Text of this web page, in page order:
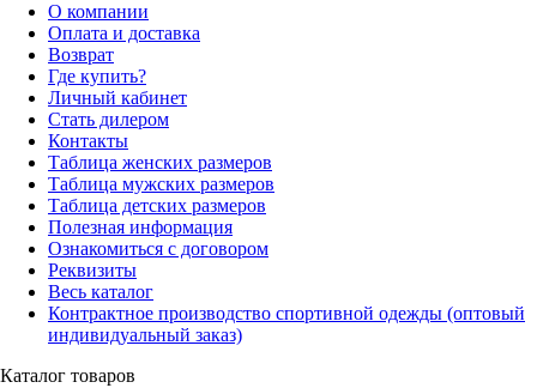
О компании
Оплата и доставка
Возврат
Где купить?
Личный кабинет
Стать дилером
Контакты
Таблица женских размеров
Таблица мужских размеров
Таблица детских размеров
Полезная информация
Ознакомиться с договором
Реквизиты
Весь каталог
Контрактное производство спортивной одежды (оптовый
индивидуальный заказ)
Каталог товаров